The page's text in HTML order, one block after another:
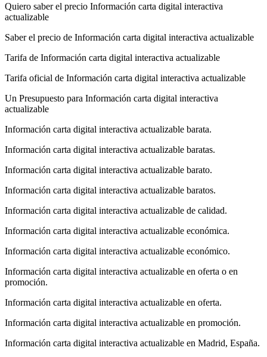
Quiero saber el precio Información carta digital interactiva
actualizable
Saber el precio de Información carta digital interactiva actualizable
Tarifa de Información carta digital interactiva actualizable
Tarifa oficial de Información carta digital interactiva actualizable
Un Presupuesto para Información carta digital interactiva
actualizable
Información carta digital interactiva actualizable barata.
Información carta digital interactiva actualizable baratas.
Información carta digital interactiva actualizable barato.
Información carta digital interactiva actualizable baratos.
Información carta digital interactiva actualizable de calidad.
Información carta digital interactiva actualizable económica.
Información carta digital interactiva actualizable económico.
Información carta digital interactiva actualizable en oferta o en
promoción.
Información carta digital interactiva actualizable en oferta.
Información carta digital interactiva actualizable en promoción.
Información carta digital interactiva actualizable en Madrid, España.